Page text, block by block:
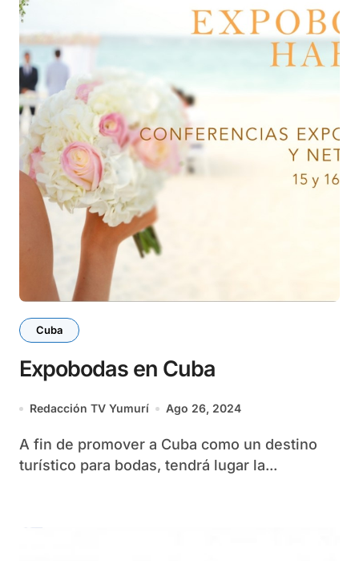
Cuba
Expobodas en Cuba
Redacción TV Yumurí Ago 26, 2024
A fin de promover a Cuba como un destino
turístico para bodas, tendrá lugar la...